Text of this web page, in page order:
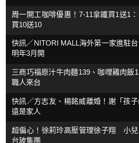
周一開工咖啡優惠！7-11拿鐵買1送1
買10送10
快訊／NITORI MALL海外第一家進駐
明年3月開
三商巧福原汁牛肉麵139、咖哩雞肉飯
職人來台
快訊／方志友、楊銘威離婚！謝「孩
遠是家人
超偏心！徐莉玲高壓管理徐子翔 小
台玻集團